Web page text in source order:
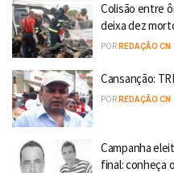
Colisão entre
deixa dez
POR REDAÇÃO CN
Cansanção:
POR REDAÇÃO CN
Campanha
final: conheça